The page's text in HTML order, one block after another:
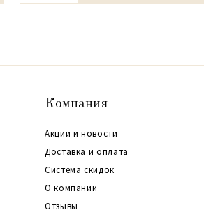
Компания
Акции и новости
Доставка и оплата
Система скидок
О компании
Отзывы